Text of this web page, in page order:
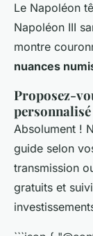
Le Napoléon
Napoléon III
montre
nuances
Proposez-
Absolument !
guide selon
transmission
gratuits et